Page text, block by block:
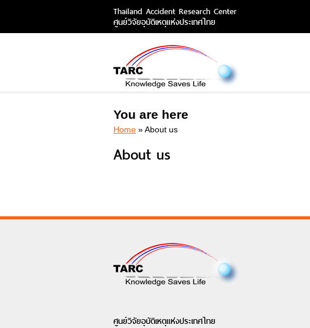
Thailand Accident Research Center
ศูนย์วิจัยอุบัติเหตุแห่งประเทศไทย
You are here
Home » About us
About us
ศูนย์วิจัยอุบัติเหตุแห่งประเทศไทย